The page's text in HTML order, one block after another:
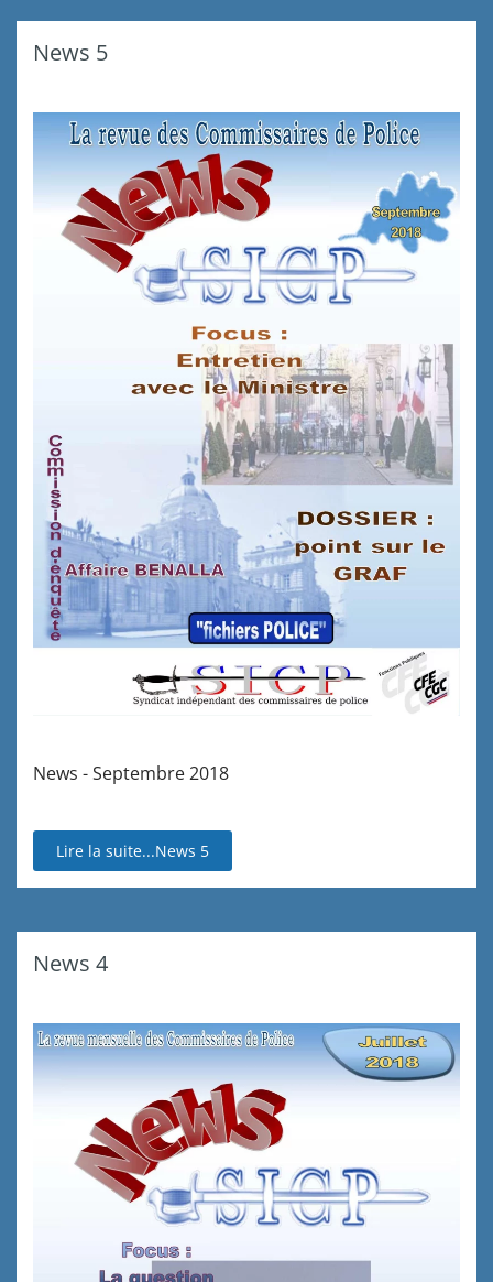
News 5
News - Septembre 2018
Lire la suite...News 5
News 4